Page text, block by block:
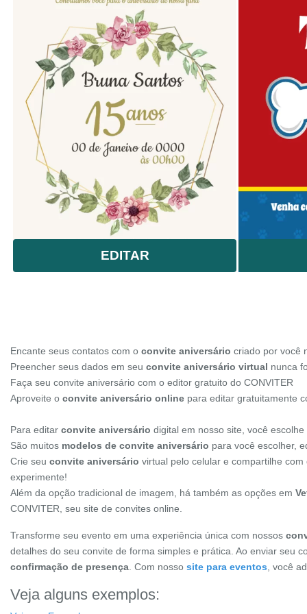
EDITAR
Encante seus contatos com o convite aniversário criado por você
Preencher seus dados em seu convite aniversário virtual nunca
Faça seu convite aniversário com o editor gratuito do CONVITER
Aproveite o convite aniversário online para editar gratuitamente
Para editar convite aniversário digital em nosso site, você
São muitos modelos de convite aniversário para você escolher,
Crie seu convite aniversário virtual pelo celular e compartilhe
experimente!
Além da opção tradicional de imagem, há também as opções em
CONVITER, seu site de convites online.
Transforme seu evento em uma experiência única com nossos
detalhes do seu convite de forma simples e prática. Ao enviar seu
confirmação de presença . Com nosso site para eventos , você
Veja alguns exemplos: